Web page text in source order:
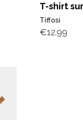
T-shirt
Tiffosi
€12.99